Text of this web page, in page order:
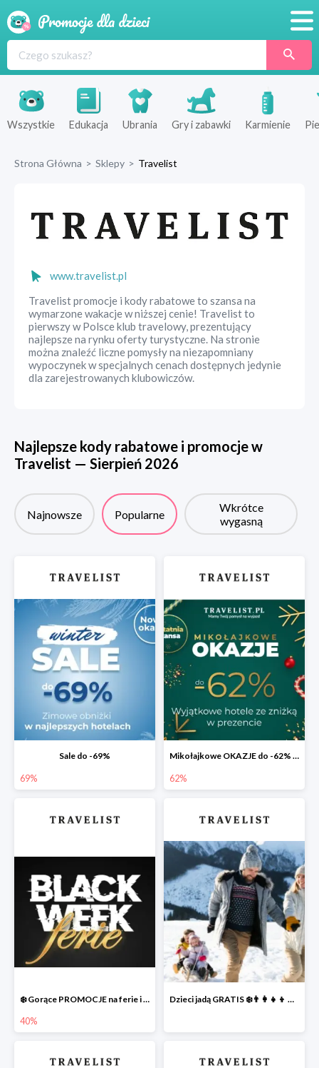
Produkty
Sklepy
Wszystkie Edukacja Ubrania Gry i zabawki Karmienie
Strona Główna > Sklepy > Travelist
www.travelist.pl
Travelist promocje i kody rabatowe to szansa na
wymarzone wakacje w niższej cenie! Travelist to
pierwszy w Polsce klub travelowy, prezentujący
najlepsze na rynku oferty turystyczne. Na stronie
można znaleźć liczne pomysły na niezapomniany
wypoczynek w specjalnych cenach dostępnych jedynie
dla zarejestrowanych klubowiczów.
Najlepsze kody rabatowe i promocje w
Travelist — Sierpień 2026
Najnowsze Popularne
Wkrótce
wygasną
Sale do -69%
69%
Mikołajkowe OKAZJE do -62% na bis 🎅 Prezent dla spóźnialskich
62%
❄️ Gorące PROMOCJE na ferie i nie tylko
40%
Dzieci jadą GRATIS ❄️👨‍👩‍👧‍👦 NOWE okazje